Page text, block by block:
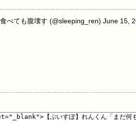
べても腹壊す (@sleeping_ren) June 15,